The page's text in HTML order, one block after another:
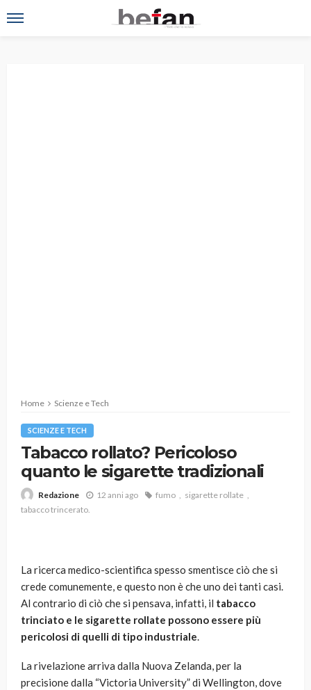
Home Scienze e Tech
SCIENZE E TECH
Tabacco rollato? Pericoloso
quanto le sigarette tradizionali
Redazione 12 anni ago fumo
sigarette rollate
tabacco trincerato.
La ricerca medico-scientifica spesso smentisce ciò che si
crede comunemente, e questo non è che uno dei tanti casi.
Al contrario di ciò che si pensava, infatti, il tabacco
trinciato e le sigarette rollate possono essere più
pericolosi di quelli di tipo industriale.
La rivelazione arriva dalla Nuova Zelanda, per la
precisione dalla “Victoria University” di Wellington, dove